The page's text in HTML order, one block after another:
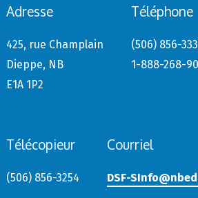
Adresse
425, rue Champlain
Dieppe, NB
E1A 1P2
Téléphone
(506) 856-
1-888-268-
Télécopieur
(506) 856-3254
Courriel
DSF-